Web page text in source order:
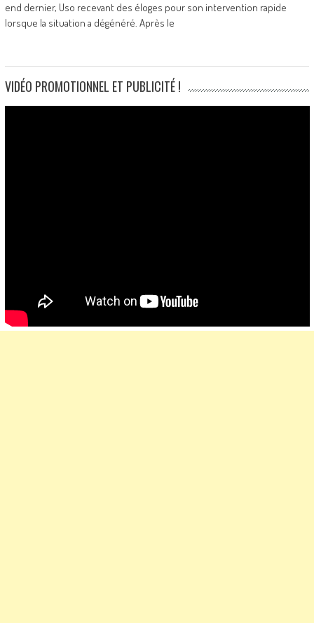
end dernier, Uso recevant des éloges pour son intervention rapide
lorsque la situation a dégénéré. Après le
VIDÉO PROMOTIONNEL ET PUBLICITÉ !